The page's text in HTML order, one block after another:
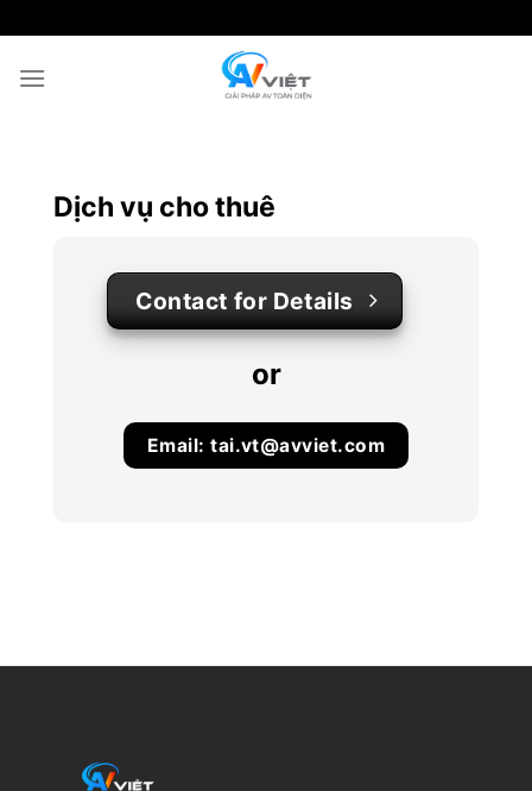
đến
nội
Dịch vụ cho thuê
Contact for Details
or
Email:tai.vt@avviet.com